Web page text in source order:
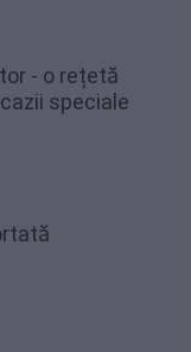
- o rețetă
speciale